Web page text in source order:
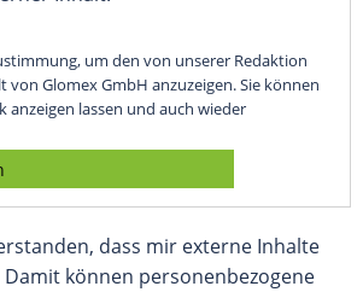
um den von unserer Redaktion
Glomex GmbH anzuzeigen. Sie können
anzeigen lassen und auch wieder
dass mir externe Inhalte
können personenbezogene